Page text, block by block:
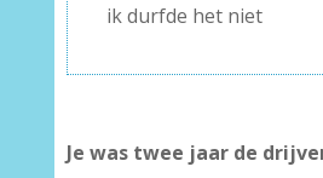
ik durfde het niet
Je was twee jaar de